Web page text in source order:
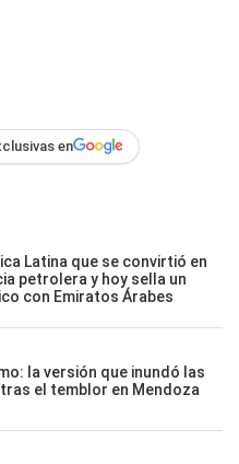
en
Latina que se convirtió en
petrolera y hoy sella un
con Emiratos Árabes
la versión que inundó las
el temblor en Mendoza